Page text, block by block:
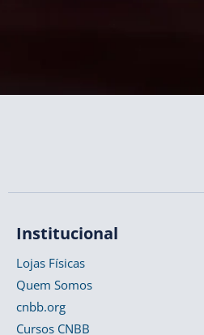
Institucional
Lojas Físicas
Quem Somos
cnbb.org
Cursos CNBB